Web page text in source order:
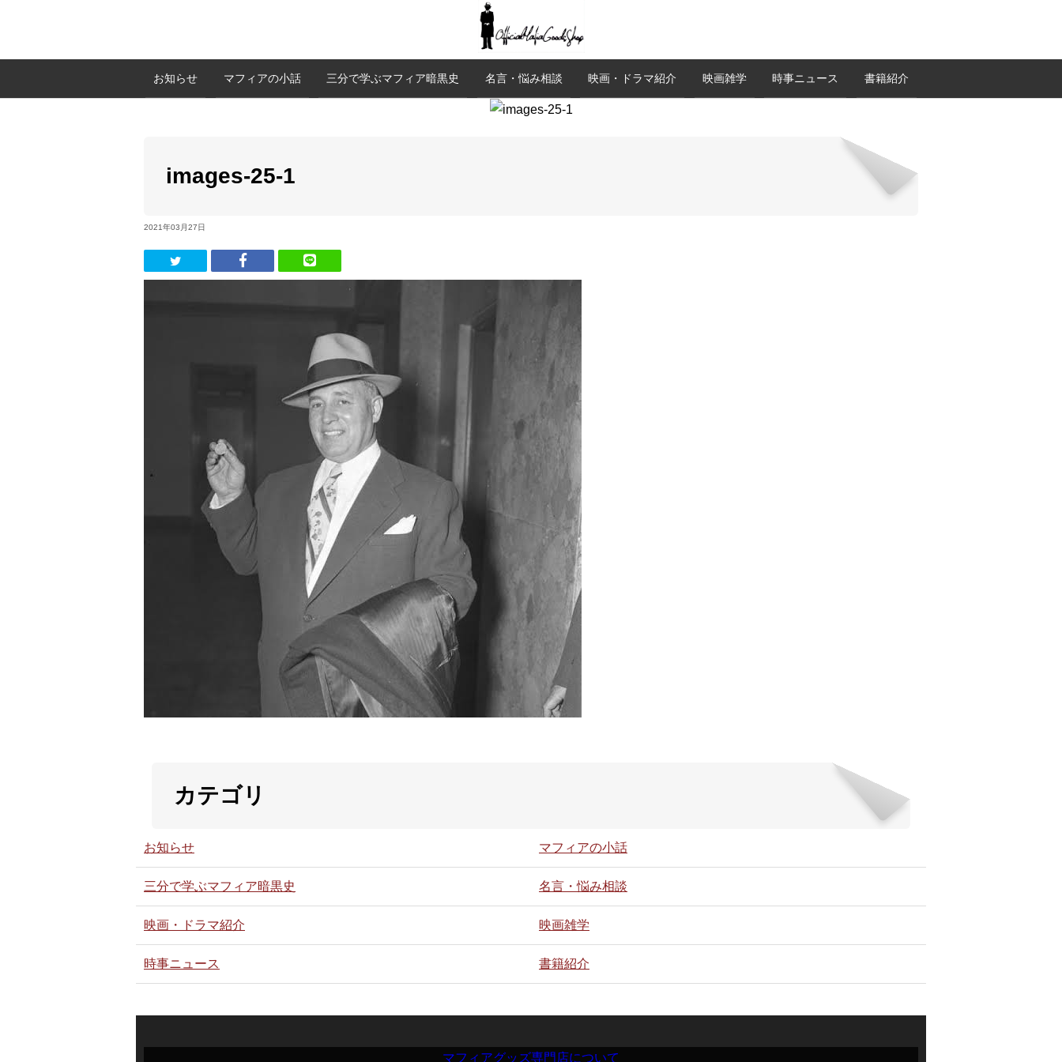
お知らせ マフィアの小話 三分で学ぶマフィア暗黒史 名言・悩み相談 映画・ドラマ紹介 映画雑学 時事ニュース 書籍紹介
images-25-1
2021年03月27日
カテゴリ
お知らせ マフィアの小話
三分で学ぶマフィア暗黒史 名言・悩み相談
映画・ドラマ紹介 映画雑学
時事ニュース 書籍紹介
マフィアグッズ専門店について